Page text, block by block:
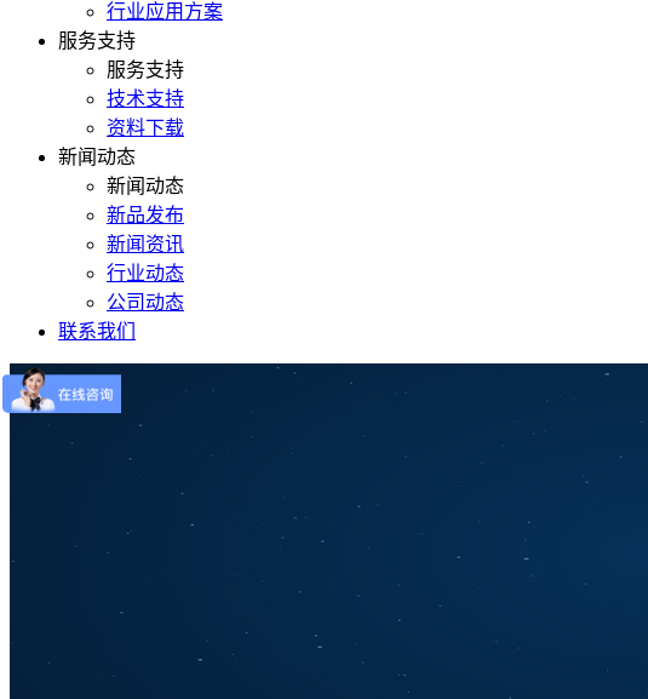
行业应用方案
服务支持
服务支持
技术支持
资料下载
新闻动态
新闻动态
新品发布
新闻资讯
行业动态
公司动态
联系我们